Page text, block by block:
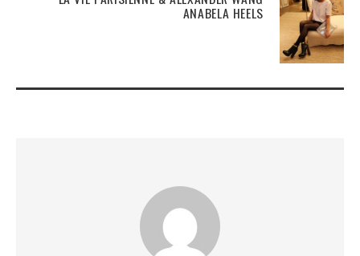
ANABELA HEELS